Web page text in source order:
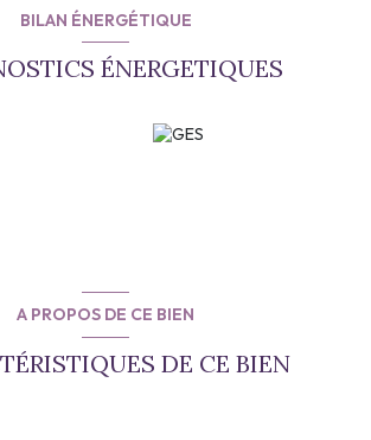
ménagères)
633 €
222 € pour l'état des lieux)
BILAN ÉNERGÉTIQUE
ÉNERGETIQUES
A PROPOS DE CE BIEN
DE CE BIEN